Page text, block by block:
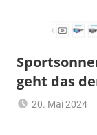
geht das
20. Mai 2024